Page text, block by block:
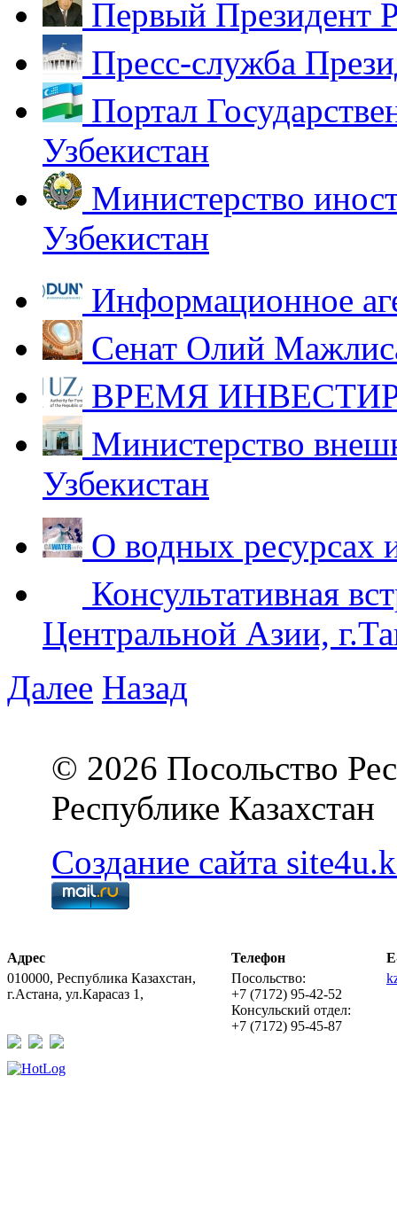
Первый Президент
Пресс-служба
Портал
Узбекистан
Министерство
Узбекистан
Информационное
Сенат Олий
ВРЕМЯ
Министерство
Узбекистан
О водных ресурсах
Консультативная
Центральной Азии,
Далее Назад
© 2026 Посольство
Республике Казахстан
Создание сайта
Адрес
010000, Республика Казахстан,
г.Астана, ул.Карасаз 1,
Телефон
Посольство:
+7 (7172) 95-42-52
Консульский отдел:
+7 (7172) 95-45-87